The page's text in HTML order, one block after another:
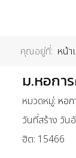
คุณอยู่ที่: หน้า
ม.หอกา
หมวดหมู่: หอก
วันที่สร้าง วัน
ฮิต: 15466